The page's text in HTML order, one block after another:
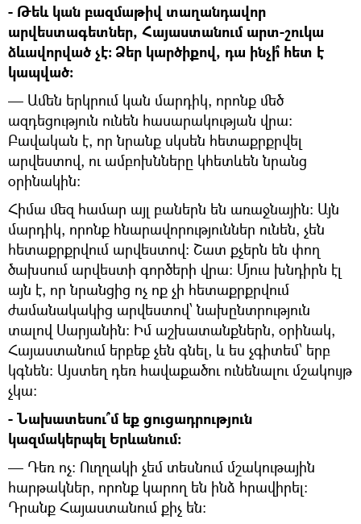
- Թեև կան բազմաթիվ տաղանդավոր
արվեստագետներ, Հայաստանում արտ-շուկա
ձևավորված չէ։ Ձեր կարծիքով, դա ինչի՞ հետ է
կապված։
— Ամեն երկրում կան մարդիկ, որոնք մեծ
ազդեցություն ունեն հասարակության վրա։
Բավական է, որ նրանք սկսեն հետաքրքրվել
արվեստով, ու ամբոխնները կհետևեն նրանց
օրինակին։
Հիմա մեզ համար այլ բաներն են առաջնային։ Այն
մարդիկ, որոնք հնարավորություններ ունեն, չեն
հետաքրքրվում արվեստով։ Շատ քչերն են փող
ծախսում արվեստի գործերի վրա։ Մյուս խնդիրն էլ
այն է, որ նրանցից ոչ ոք չի հետաքրքրվում
ժամանակակից արվեստով՝ նախընտրություն
տալով Սարյանին։ Իմ աշխատանքներն, օրինակ,
Հայաստանում երբեք չեն գնել, և ես չգիտեմ՝ երբ
կգնեն։ Այստեղ դեռ հավաքածու ունենալու մշակույթ
չկա։
- Նախատեսու՞մ եք ցուցադրություն
կազմակերպել Երևանում։
— Դեռ ոչ։ Ուղղակի չեմ տեսնում մշակութային
հարթակներ, որոնք կարող են ինձ հրավիրել։
Դրանք Հայաստանում քիչ են։